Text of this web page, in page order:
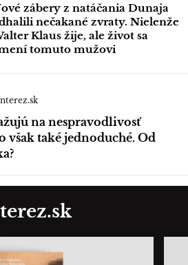
zábery z natáčania Dunaja
nečakané zvraty. Nielenže
Klaus žije, ale život sa
tomuto mužovi
na nespravodlivosť
však také jednoduché. Od